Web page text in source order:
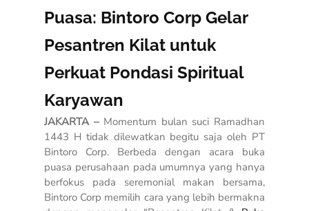
Puasa: Bintoro Corp Gelar
Pesantren Kilat untuk
Perkuat Pondasi Spiritual
Karyawan
JAKARTA –Momentum bulan suci Ramadhan
1443 H tidak dilewatkan begitu saja oleh PT
Bintoro Corp. Berbeda dengan acara buka
puasa perusahaan pada umumnya yang hanya
berfokus pada seremonial makan bersama,
Bintoro Corp memilih cara yang lebih bermakna